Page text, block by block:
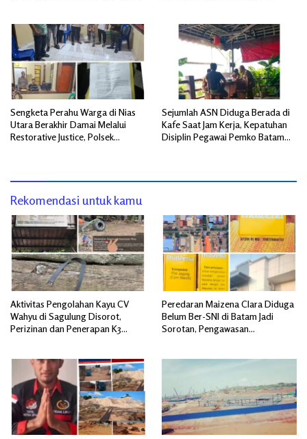
Sengketa Perahu Warga di Nias
Utara Berakhir Damai Melalui
Restorative Justice, Polsek
Sejumlah ASN Diduga Berada di
Kafe Saat Jam Kerja, Kepatuhan
Disiplin Pegawai Pemko Batam
Rekomendasi untuk kamu
Aktivitas Pengolahan Kayu CV
Wahyu di Sagulung Disorot,
Perizinan dan Penerapan K3
Peredaran Maizena Clara Diduga
Belum Ber-SNI di Batam Jadi
Sorotan, Pengawasan